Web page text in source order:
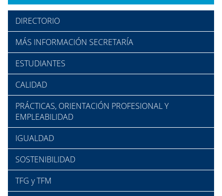
DIRECTORIO
MÁS INFORMACIÓN SECRETARÍA
ESTUDIANTES
CALIDAD
PRÁCTICAS, ORIENTACIÓN PROFESIONAL Y
EMPLEABILIDAD
IGUALDAD
SOSTENIBILIDAD
TFG y TFM